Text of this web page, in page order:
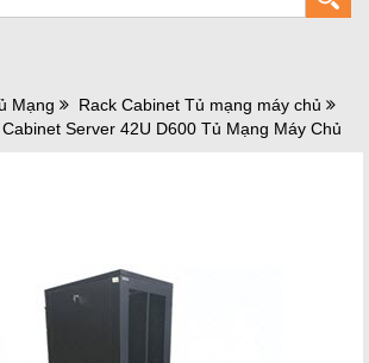
Mạng
Rack Cabinet Tủ mạng máy chủ
Cabinet Server 42U D600 Tủ Mạng Máy Chủ